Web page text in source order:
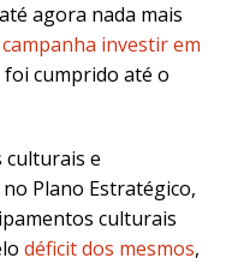
agora nada mais
investir em
cumprido até o
culturais e
Plano Estratégico,
culturais
déficit dos mesmos,